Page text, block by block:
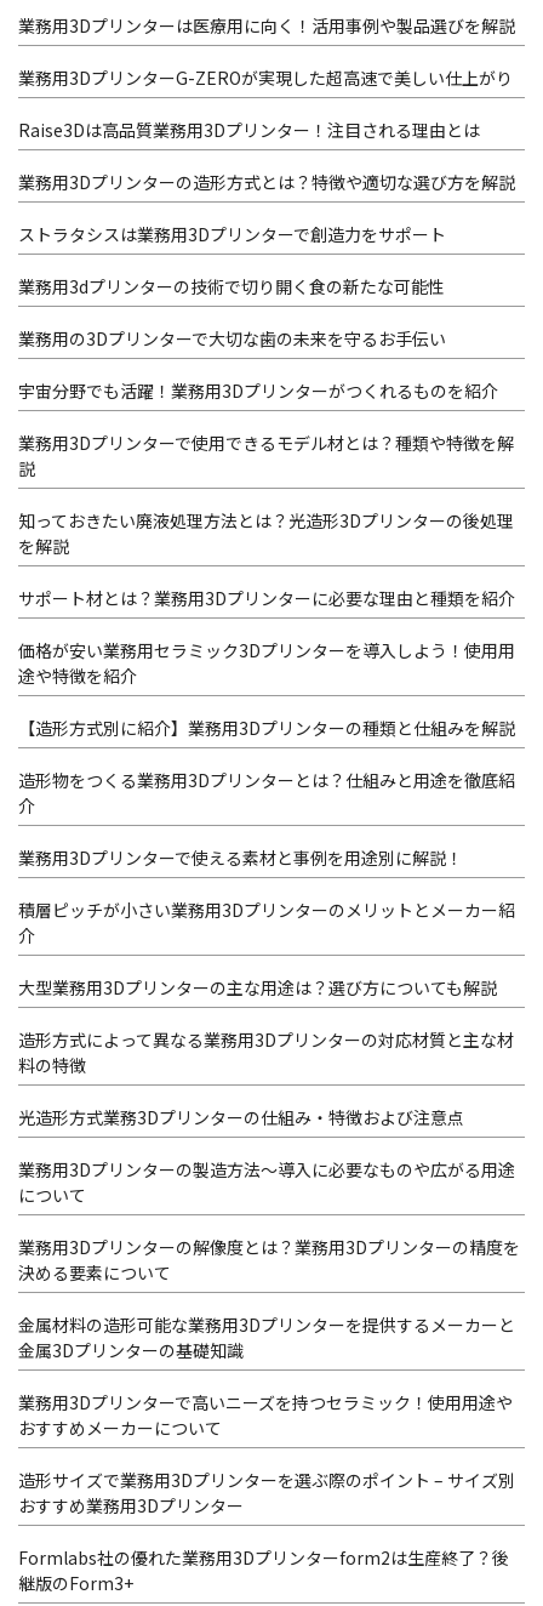
業務用3Dプリンターは医療用に向く！活用事例や製品選びを解説
業務用3DプリンターG-ZEROが実現した超高速で美しい仕上がり
Raise3Dは高品質業務用3Dプリンター！注目される理由とは
業務用3Dプリンターの造形方式とは？特徴や適切な選び方を解説
ストラタシスは業務用3Dプリンターで創造力をサポート
業務用3dプリンターの技術で切り開く食の新たな可能性
業務用の3Dプリンターで大切な歯の未来を守るお手伝い
宇宙分野でも活躍！業務用3Dプリンターがつくれるものを紹介
業務用3Dプリンターで使用できるモデル材とは？種類や特徴を解
説
知っておきたい廃液処理方法とは？光造形3Dプリンターの後処理
を解説
サポート材とは？業務用3Dプリンターに必要な理由と種類を紹介
価格が安い業務用セラミック3Dプリンターを導入しよう！使用用
途や特徴を紹介
【造形方式別に紹介】業務用3Dプリンターの種類と仕組みを解説
造形物をつくる業務用3Dプリンターとは？仕組みと用途を徹底紹
介
業務用3Dプリンターで使える素材と事例を用途別に解説！
積層ピッチが小さい業務用3Dプリンターのメリットとメーカー紹
介
大型業務用3Dプリンターの主な用途は？選び方についても解説
造形方式によって異なる業務用3Dプリンターの対応材質と主な材
料の特徴
光造形方式業務3Dプリンターの仕組み・特徴および注意点
業務用3Dプリンターの製造方法～導入に必要なものや広がる用途
について
業務用3Dプリンターの解像度とは？業務用3Dプリンターの精度を
決める要素について
金属材料の造形可能な業務用3Dプリンターを提供するメーカーと
金属3Dプリンターの基礎知識
業務用3Dプリンターで高いニーズを持つセラミック！使用用途や
おすすめメーカーについて
造形サイズで業務用3Dプリンターを選ぶ際のポイント – サイズ別
おすすめ業務用3Dプリンター
Formlabs社の優れた業務用3Dプリンターform2は生産終了？後
継版のForm3+